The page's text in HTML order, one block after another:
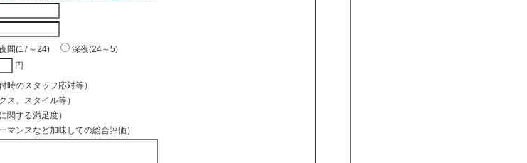
間(17～24)
深夜(24～5)
円
時のスタッフ応対等）
ス、スタイル等）
関する満足度）
マンスなど加味しての総合評価）